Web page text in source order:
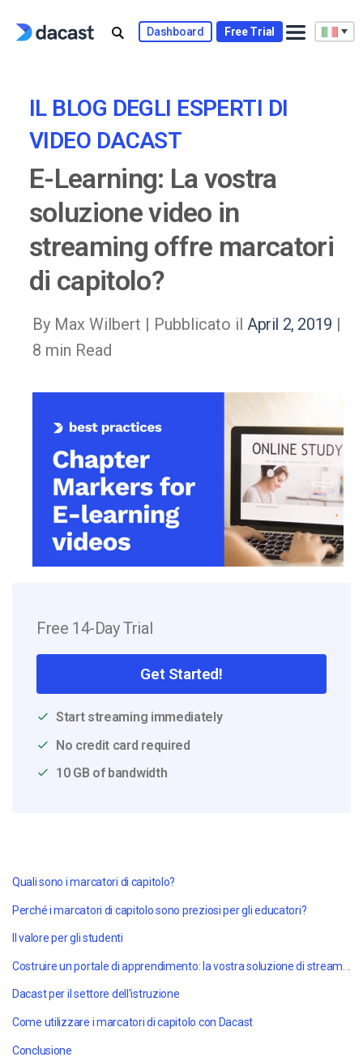
Dashboard Free Trial
IL BLOG DEGLI ESPERTI DI
VIDEO DACAST
E-Learning: La vostra
soluzione video in
streaming offre marcatori
di capitolo?
By Max Wilbert | Pubblicato il April 2, 2019 |
8 min Read
Free 14-Day Trial
Get Started!
Start streaming immediately
No credit card required
10 GB of bandwidth
Quali sono i marcatori di capitolo?
Perché i marcatori di capitolo sono preziosi per gli educatori?
Il valore per gli studenti
Dacast per il settore dell'istruzione
Come utilizzare i marcatori di capitolo con Dacast
Conclusione